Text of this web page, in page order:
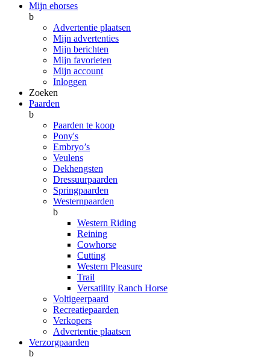
Mijn ehorses
b
Advertentie plaatsen
Mijn advertenties
Mijn berichten
Mijn favorieten
Mijn account
Inloggen
Zoeken
Paarden
b
Paarden te koop
Pony's
Embryo’s
Veulens
Dekhengsten
Dressuurpaarden
Springpaarden
Westernpaarden
b
Western Riding
Reining
Cowhorse
Cutting
Western Pleasure
Trail
Versatility Ranch Horse
Voltigeerpaard
Recreatiepaarden
Verkopers
Advertentie plaatsen
Verzorgpaarden
b